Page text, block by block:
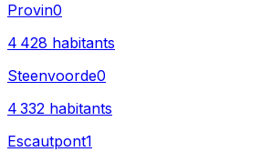
Provin0
4 428 habitants
Steenvoorde0
4 332 habitants
Escautpont1